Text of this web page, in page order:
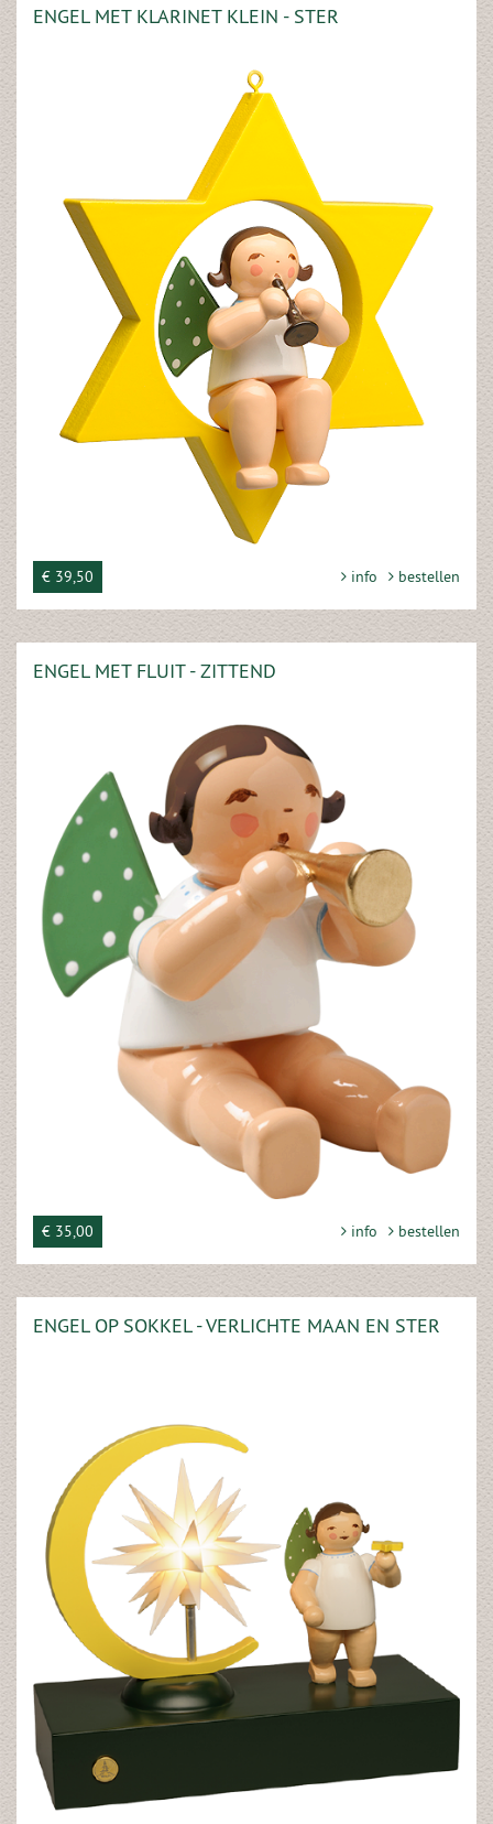
ENGEL MET KLARINET KLEIN - STER
€ 39,50 info bestellen
ENGEL MET FLUIT - ZITTEND
€ 35,00 info bestellen
ENGEL OP SOKKEL - VERLICHTE MAAN EN STER